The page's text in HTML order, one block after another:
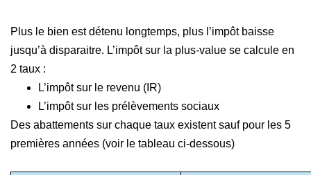
Plus le bien est détenu longtemps, plus l’impôt baisse
jusqu’à disparaitre. L’impôt sur la plus-value se calcule en
2 taux :
L’impôt sur le revenu (IR)
L’impôt sur les prélèvements sociaux
Des abattements sur chaque taux existent sauf pour les 5
premières années (voir le tableau ci-dessous)